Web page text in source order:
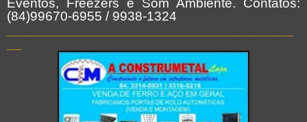
Eventos, Freezers e Som Ambiente. Contatos:
(84)99670-6955 / 9938-1324